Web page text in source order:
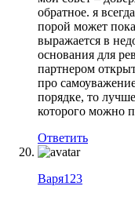
обратное. я
порой может
выражается в
основания для
партнером
про
порядке, то
которого можно
Ответить
Варя123